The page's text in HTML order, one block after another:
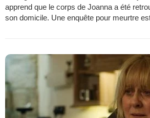
apprend que le corps de Joanna a été
son domicile. Une enquête pour meurtre